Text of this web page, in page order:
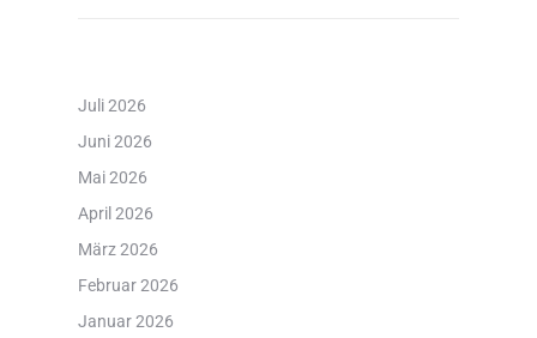
Juli 2026
Juni 2026
Mai 2026
April 2026
März 2026
Februar 2026
Januar 2026